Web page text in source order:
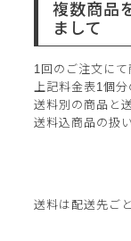
複数商品
まして
1回のご注文に
上記料金表1個分
送料別の商品と
送料込商品の扱
送料は配送先ご